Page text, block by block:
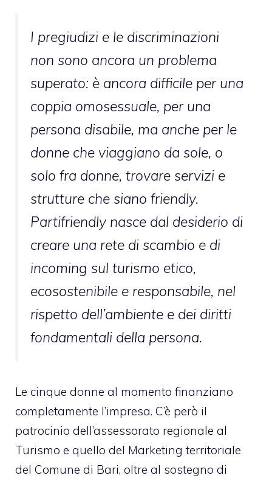
I pregiudizi e le discriminazioni
non sono ancora un problema
superato: è ancora difficile per una
coppia omosessuale, per una
persona disabile, ma anche per le
donne che viaggiano da sole, o
solo fra donne, trovare servizi e
strutture che siano friendly.
Partifriendly nasce dal desiderio di
creare una rete di scambio e di
incoming sul turismo etico,
ecosostenibile e responsabile, nel
rispetto dell’ambiente e dei diritti
fondamentali della persona.
Le cinque donne al momento finanziano
completamente l’impresa. C’è però il
patrocinio dell’assessorato regionale al
Turismo e quello del Marketing territoriale
del Comune di Bari, oltre al sostegno di